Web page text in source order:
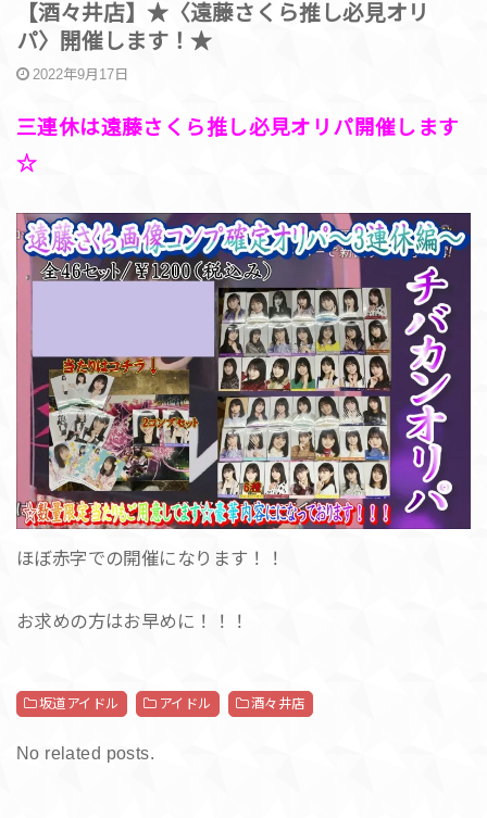
【酒々井店】★〈遠藤さくら推し必見オリ
パ〉開催します！★
2022年9月17日
三連休は遠藤さくら推し必見オリパ開催します
☆
ほぼ赤字での開催になります！！
お求めの方はお早めに！！！
坂道アイドル アイドル 酒々井店
No related posts.